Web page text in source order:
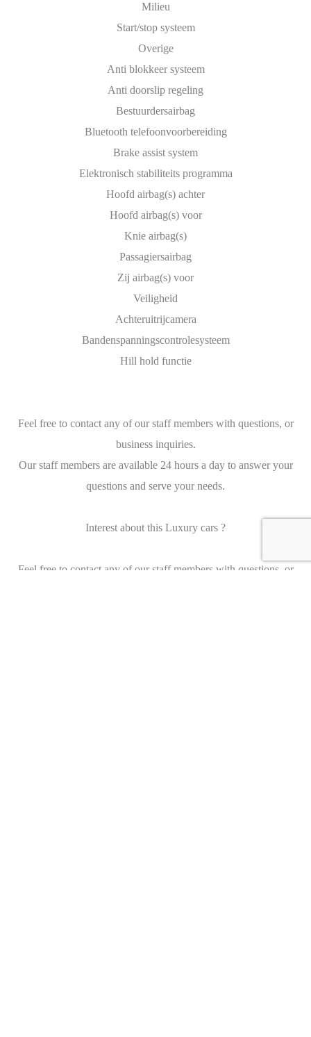
Milieu
Start/stop systeem
Overige
Anti blokkeer systeem
Anti doorslip regeling
Bestuurdersairbag
Bluetooth telefoonvoorbereiding
Brake assist system
Elektronisch stabiliteits programma
Hoofd airbag(s) achter
Hoofd airbag(s) voor
Knie airbag(s)
Passagiersairbag
Zij airbag(s) voor
Veiligheid
Achteruitrijcamera
Bandenspanningscontrolesysteem
Hill hold functie
Feel free to contact any of our staff members with questions, or
business inquiries.
Our staff members are available 24 hours a day to answer your
questions and serve your needs.
Interest about this Luxury cars ?
Feel free to contact any of our staff members with questions, or